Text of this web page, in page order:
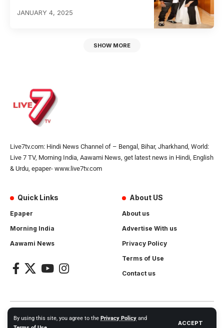
By using this site, you agree to the Privacy Policy and
ACCEPT
JANUARY 4, 2025
SHOW MORE
Live7tv.com: Hindi News Channel of – Bengal, Bihar, Jharkhand, World:
Live 7 TV, Morning India, Aawami News, get latest news in Hindi, English
& Urdu, epaper- www.live7tv.com
Quick Links
Epaper
Morning India
Aawami News
About US
About us
Advertise With us
Privacy Policy
Terms of Use
Contact us
2024- All Rights Reserved.Live 7 tv. Website Created by and